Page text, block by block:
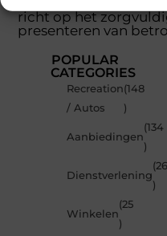
richt op het
presenteren van
POPULAR
CATEGORIES
Recreation
/ Autos
(148
)
Aanbiedingen
(134
)
Dienstverlening
(26
)
Winkelen
(25
)